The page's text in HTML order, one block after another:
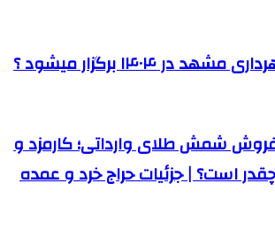
در ۱۴۰۴ برگزار میشود ؟
فروش شمش طلای وارداتی؛ کارمزد و
است؟ | جزئیات حراج خرد و عمده